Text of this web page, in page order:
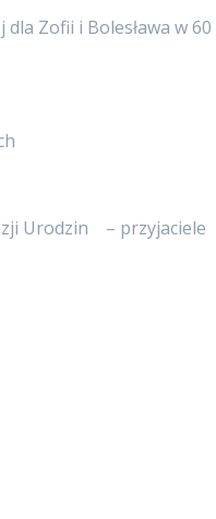
Zofii i Bolesława w 60
Urodzin – przyjaciele